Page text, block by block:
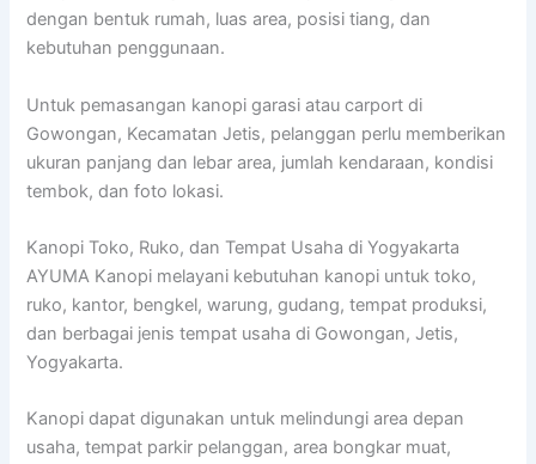
dengan bentuk rumah, luas area, posisi tiang, dan
kebutuhan penggunaan.
Untuk pemasangan kanopi garasi atau carport di
Gowongan, Kecamatan Jetis, pelanggan perlu memberikan
ukuran panjang dan lebar area, jumlah kendaraan, kondisi
tembok, dan foto lokasi.
Kanopi Toko, Ruko, dan Tempat Usaha di Yogyakarta
AYUMA Kanopi melayani kebutuhan kanopi untuk toko,
ruko, kantor, bengkel, warung, gudang, tempat produksi,
dan berbagai jenis tempat usaha di Gowongan, Jetis,
Yogyakarta.
Kanopi dapat digunakan untuk melindungi area depan
usaha, tempat parkir pelanggan, area bongkar muat,